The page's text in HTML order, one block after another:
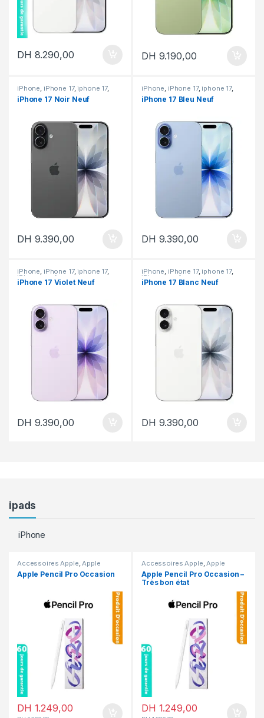
DH 8.290,00 DH 9.190,00
iPhone iPhone 17, iphone 17,
iPhone neuf
iPhone 17 Noir Neuf
DH 9.390,00
iPhone iPhone 17, iphone 17,
iPhone neuf
iPhone 17 Bleu Neuf
DH 9.390,00
iPhone, iPhone 17, iphone 17,
iPhone neuf
iPhone 17 Violet Neuf
DH 9.390,00
iPhone, iPhone 17, iphone 17,
iPhone neuf
iPhone 17 Blanc Neuf
DH 9.390,00
ipads
iPhone
Accessoires Apple,Apple
Pencil En promotion
Apple Pencil Pro Occasion
DH 1.249,00
Accessoires Apple,Apple
Pencil En promotion
Apple Pencil Pro Occasion –
Très bon état
DH 1.249,00